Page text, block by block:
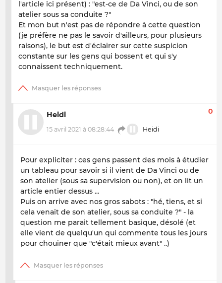
l'article ici présent) : "est-ce de Da Vinci, ou de son
atelier sous sa conduite ?"
Et mon but n'est pas de répondre à cette question
(je préfère ne pas le savoir d'ailleurs, pour plusieurs
raisons), le but est d'éclairer sur cette suspicion
constante sur les gens qui bossent et qui s'y
connaissent techniquement.
Heidi
15 avril 2021 à 08:28:44 Heidi
0
Pour expliciter : ces gens passent des mois à étudier
un tableau pour savoir si il vient de Da Vinci ou de
son atelier (sous sa supervision ou non), et on lit un
article entier dessus ...
Puis on arrive avec nos gros sabots : "hé, tiens, et si
cela venait de son atelier, sous sa conduite ?" - la
question me parait tellement basique, désolé (et
elle vient de quelqu'un qui commente tous les jours
pour chouiner que "c'était mieux avant" ..)